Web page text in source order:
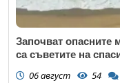
Започват опасните
са съветите на
06 август 54